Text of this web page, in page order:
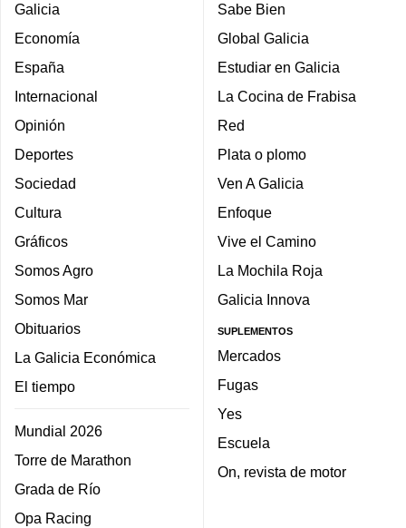
Galicia
Economía
España
Internacional
Opinión
Deportes
Sociedad
Cultura
Gráficos
Somos Agro
Somos Mar
Obituarios
La Galicia Económica
El tiempo
Mundial 2026
Torre de Marathon
Grada de Río
Opa Racing
Sabe Bien
Global Galicia
Estudiar en Galicia
La Cocina de Frabisa
Red
Plata o plomo
Ven A Galicia
Enfoque
Vive el Camino
La Mochila Roja
Galicia Innova
SUPLEMENTOS
Mercados
Fugas
Yes
Escuela
On, revista de motor